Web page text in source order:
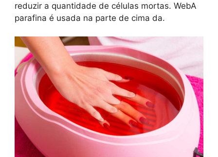
reduzir a quantidade de células mortas. WebA
parafina é usada na parte de cima da.